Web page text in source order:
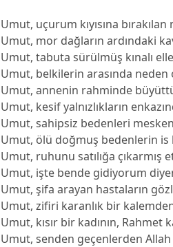
Umut, uçurum kıyısına
Umut, mor dağların ardındaki
Umut, tabuta sürülmüş kınalı
Umut, belkilerin arasında
Umut, annenin rahminde
Umut, kesif yalnızlıkların
Umut, sahipsiz bedenleri
Umut, ölü doğmuş bedenlerin
Umut, ruhunu satılığa
Umut, işte bende gidiyorum
Umut, şifa arayan hastaların
Umut, zifiri karanlık bir
Umut, kısır bir kadının, Rahmet
Umut, senden geçenlerden Allah